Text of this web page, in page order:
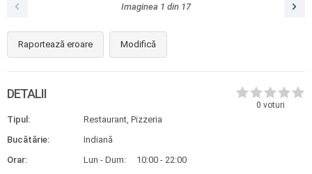
Imaginea 1 din 17
Raportează eroare Modifică
0 voturi
DETALII
Tipul:
Restaurant, Pizzeria
Bucătărie:
Indiană
Orar:
Lun - Dum: 10:00 - 22:00